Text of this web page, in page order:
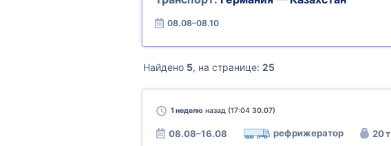
08.08–08.10
Найдено 5, на странице: 25
1 неделюназад (17:04 30.07)
08.08–16.08 рефрижератор 20 т